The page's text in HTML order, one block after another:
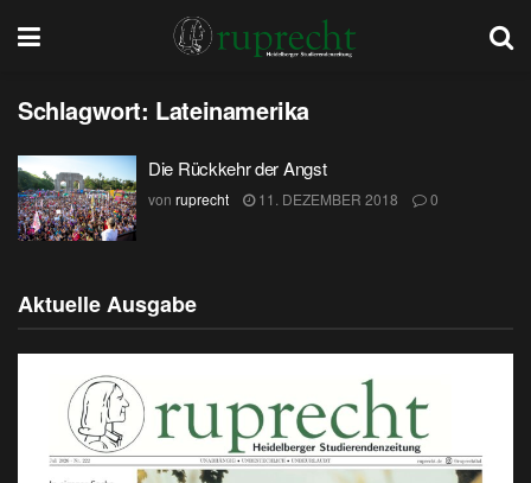
Schlagwort: Lateinamerika
Die Rückkehr der Angst
von ruprecht 11. DEZEMBER 2018 0
Aktuelle Ausgabe